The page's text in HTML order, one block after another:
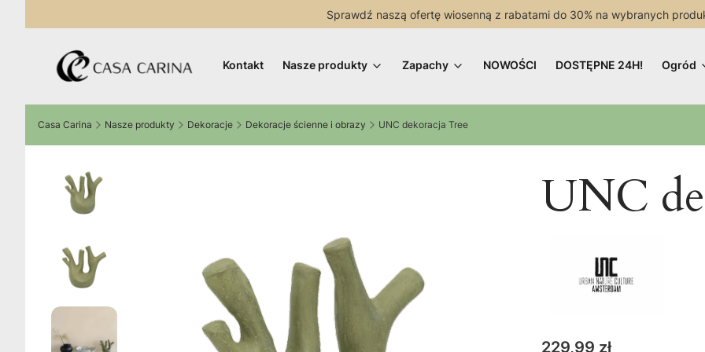
Sprawdź naszą ofertę wiosenną z rabatami do 30% na wybranych
Kontakt Nasze produkty Zapachy NOWOŚCI DOSTĘPNE 24H! Ogród
Casa Carina Nasze produkty Dekoracje Dekoracje ścienne i obrazy UNC dekoracja Tree
UNC
Cena
229,99 zł